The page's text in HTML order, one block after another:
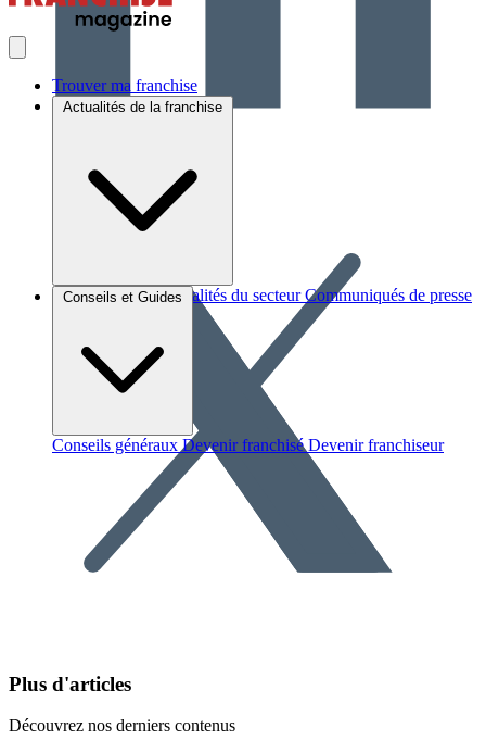
Trouver ma franchise
Actualités de la franchise
Brèves et actus Actualités du secteur Communiqués de presse
Conseils et Guides
Conseils généraux Devenir franchisé Devenir franchiseur
Plus d'articles
Découvrez nos derniers contenus